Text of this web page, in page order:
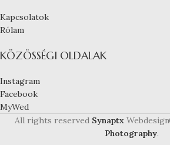
Kapcsolatok
Rólam
KÖZÖSSÉGI OLDALAK
Instagram
Facebook
MyWed
All rights reserved SynaptxWebdesign
Photography.